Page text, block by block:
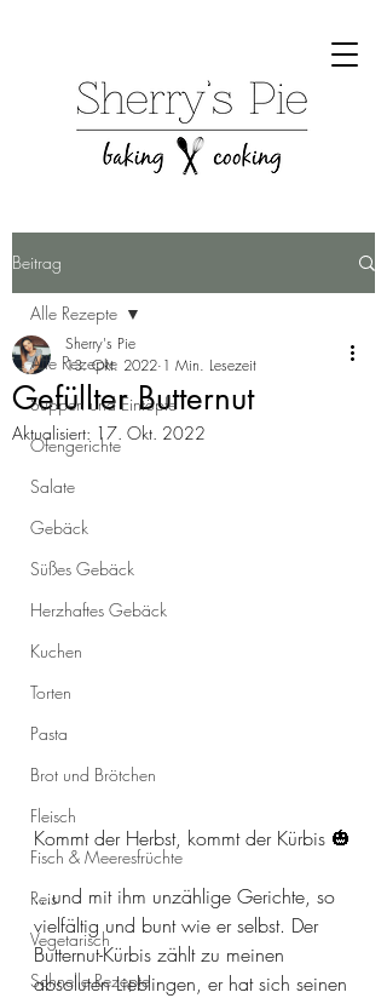
Beitrag
Alle Rezepte
Suppen und Eintöpfe
Ofengerichte
Salate
Gebäck
Süßes Gebäck
Herzhaftes Gebäck
Kuchen
Torten
Pasta
Brot und Brötchen
Fleisch
Fisch & Meeresfrüchte
Reis
Vegetarisch
Schnelle Rezepte
Alle Rezepte
Gefüllter Butternut
Sherry's Pie
13. Okt. 2022 1 Min. Lesezeit
Aktualisiert: 17. Okt. 2022
Kommt der Herbst, kommt der Kürbis 🎃
...und mit ihm unzählige Gerichte, so
vielfältig und bunt wie er selbst. Der
Butternut-Kürbis zählt zu meinen
absoluten Lieblingen, er hat sich seinen